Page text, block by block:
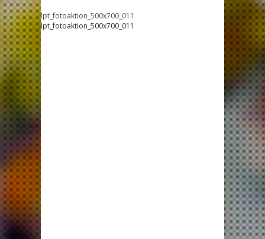
lpt_fotoaktion_500x700_011
lpt_fotoaktion_500x700_011